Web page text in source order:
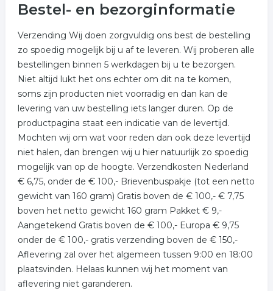
Bestel- en bezorginformatie
Verzending Wij doen zorgvuldig ons best de bestelling
zo spoedig mogelijk bij u af te leveren. Wij proberen alle
bestellingen binnen 5 werkdagen bij u te bezorgen.
Niet altijd lukt het ons echter om dit na te komen,
soms zijn producten niet voorradig en dan kan de
levering van uw bestelling iets langer duren. Op de
productpagina staat een indicatie van de levertijd.
Mochten wij om wat voor reden dan ook deze levertijd
niet halen, dan brengen wij u hier natuurlijk zo spoedig
mogelijk van op de hoogte. Verzendkosten Nederland
€ 6,75, onder de € 100,- Brievenbuspakje (tot een netto
gewicht van 160 gram) Gratis boven de € 100,- € 7,75
boven het netto gewicht 160 gram Pakket € 9,-
Aangetekend Gratis boven de € 100,- Europa € 9,75
onder de € 100,- gratis verzending boven de € 150,-
Aflevering zal over het algemeen tussen 9:00 en 18:00
plaatsvinden. Helaas kunnen wij het moment van
aflevering niet garanderen.